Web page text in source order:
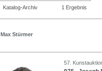
Katalog-Archiv 1 Ergebnis
Max Stürmer
57.